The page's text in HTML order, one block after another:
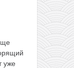
уже
→